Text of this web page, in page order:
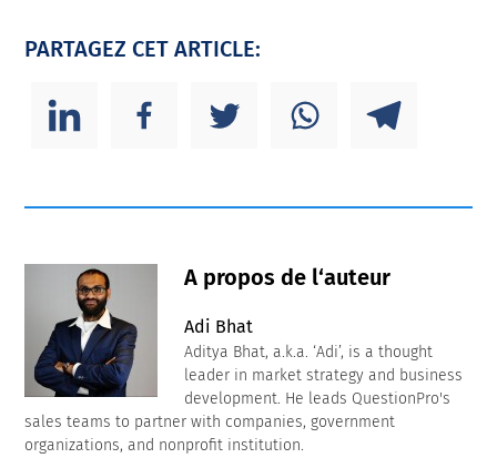
PARTAGEZ CET ARTICLE:
A propos de l‘auteur
Adi Bhat
Aditya Bhat, a.k.a. ‘Adi’, is a thought
leader in market strategy and business
development. He leads QuestionPro's
sales teams to partner with companies, government
organizations, and nonprofit institution.